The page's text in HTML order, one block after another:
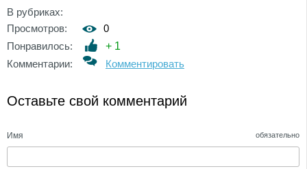
В рубриках:
Просмотров:
0
Понравилось:
+ 1
Комментарии:
Комментировать
Оставьте свой комментарий
Имя обязательно